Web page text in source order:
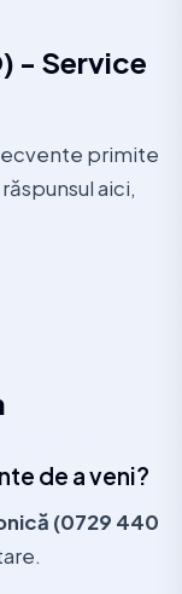
- Service
primite
aici,
de a veni?
(0729 440